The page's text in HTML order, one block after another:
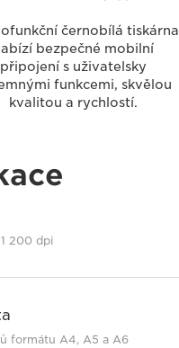
černobílá tiskárna
bezpečné mobilní
připojení s uživatelsky
funkcemi, skvělou
kvalitou a rychlostí.
200 dpi
formátu A4, A5 a A6